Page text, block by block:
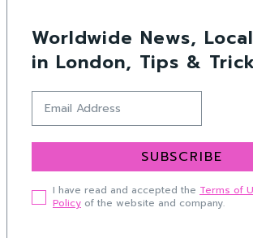
Worldwide News,
in London, Tips &
SUBSCRIBE
I have read and accepted the Terms of
Policy of the website and company.